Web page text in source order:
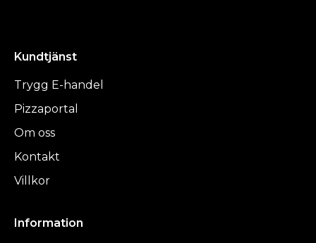
Kundtjänst
Trygg E-handel
Pizzaportal
Om oss
Kontakt
Villkor
Information